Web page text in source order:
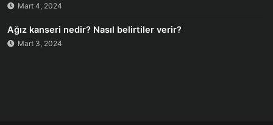
Mart 4, 2024
Ağız kanseri nedir? Nasıl belirtiler verir?
Mart 3, 2024